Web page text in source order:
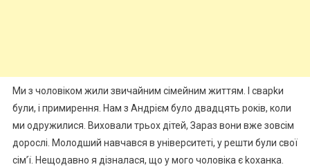
Ми з чоловіком жили звичайним сімейним життям. І сварkи
були, і примирення. Нам з Андрієм було двадцять років, коли
ми одружилися. Виховали трьох дітей, Зараз вони вже зовсім
дорослі. Молодший навчався в університеті, у решти були свої
сім’ї. Нещодавно я дізналася, що у мого чоловіка є kоханка.